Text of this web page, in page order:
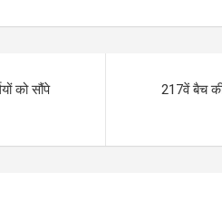
को सौंपे
217वें बैच